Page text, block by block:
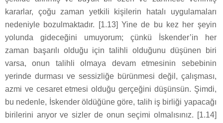
kararlar, çoğu zaman yetkili kişilerin hatalı uygulamaları
nedeniyle bozulmaktadır. [1.13] Yine de bu kez her şeyin
yolunda gideceğini umuyorum; çünkü İskender’in her
zaman başarılı olduğu için talihli olduğunu düşünen biri
varsa, onun talihli olmaya devam etmesinin sebebinin
yerinde durması ve sessizliğe bürünmesi değil, çalışması,
azmi ve cesaret etmesi olduğu gerçeğini düşünsün. Şimdi,
bu nedenle, İskender öldüğüne göre, talih iş birliği yapacağı
birilerini arıyor ve sizler de onun seçimi olmalısınız. [1.14]